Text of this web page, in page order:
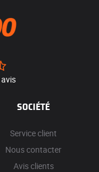
avis
SOCIÉTÉ
Service client
Nous contacter
Avis clients